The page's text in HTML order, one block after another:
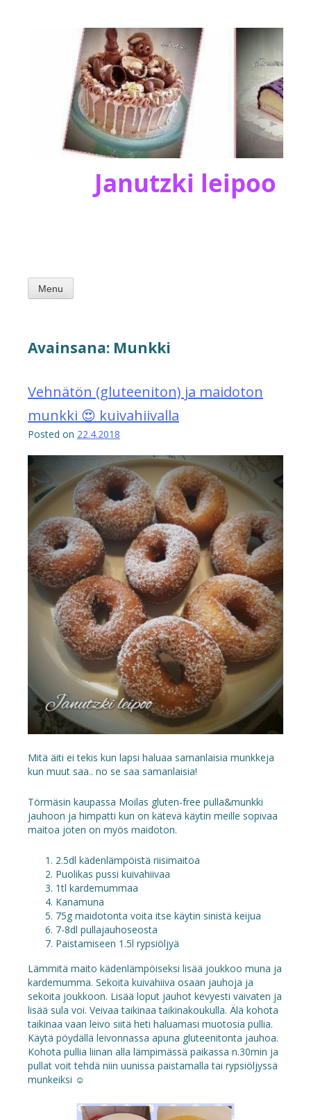
Janutzki leipoo
Menu
Avainsana: Munkki
Vehnätön (gluteeniton) ja maidoton
munkki 😍 kuivahiivalla
Posted on 22.4.2018
Mitä äiti ei tekis kun lapsi haluaa samanlaisia munkkeja
kun muut saa.. no se saa samanlaisia!
Törmäsin kaupassa Moilas gluten-free pulla&munkki
jauhoon ja himpatti kun on kätevä käytin meille sopivaa
maitoa joten on myös maidoton.
2.5dl kädenlämpöistä riisimaitoa
Puolikas pussi kuivahiivaa
1tl kardemummaa
Kanamuna
75g maidotonta voita itse käytin sinistä keijua
7-8dl pullajauhoseosta
Paistamiseen 1.5l rypsiöljyä
Lämmitä maito kädenlämpöiseksi lisää joukkoo muna ja
kardemumma. Sekoita kuivahiiva osaan jauhoja ja
sekoita joukkoon. Lisää loput jauhot kevyesti vaivaten ja
lisää sula voi. Veivaa taikinaa taikinakoukulla. Älä kohota
taikinaa vaan leivo siitä heti haluamasi muotosia pullia.
Käytä pöydällä leivonnassa apuna gluteenitonta jauhoa.
Kohota pullia liinan alla lämpimässä paikassa n.30min ja
pullat voit tehdä niin uunissa paistamalla tai rypsiöljyssä
munkeiksi ☺